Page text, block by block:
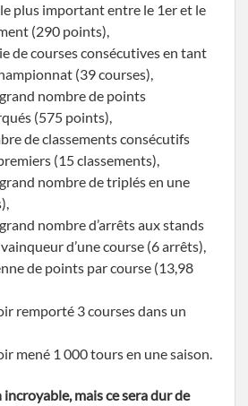
plus important entre le 1er et le
(290 points),
de courses consécutives en tant
(39 courses),
nombre de points
(575 points),
de classements consécutifs
(15 classements),
nombre de triplés en une
nombre d’arrêts aux stands
d’une course (6 arrêts),
de points par course (13,98
remporté 3 courses dans un
mené 1 000 tours en une saison.
incroyable, mais ce sera dur de